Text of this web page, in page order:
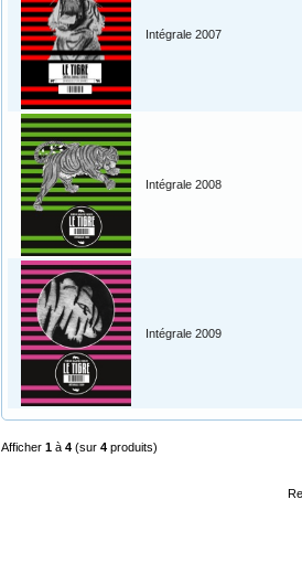
Intégrale 2007
Intégrale 2008
Intégrale 2009
Afficher 1 à 4 (sur 4 produits)